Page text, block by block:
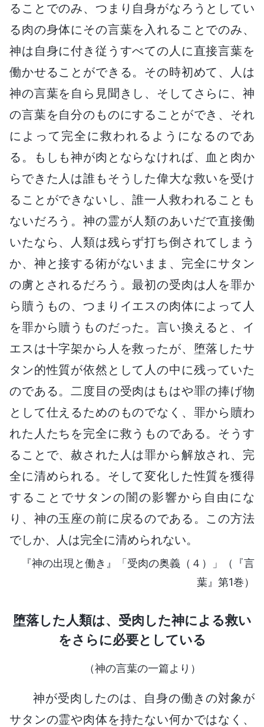
ることでのみ、つまり自身がなろうとしてい
る肉の身体にその言葉を入れることでのみ、
神は自身に付き従うすべての人に直接言葉を
働かせることができる。その時初めて、人は
神の言葉を自ら見聞きし、そしてさらに、神
の言葉を自分のものにすることができ、それ
によって完全に救われるようになるのであ
る。もしも神が肉とならなければ、血と肉か
らできた人は誰もそうした偉大な救いを受け
ることができないし、誰一人救われることも
ないだろう。神の霊が人類のあいだで直接働
いたなら、人類は残らず打ち倒されてしまう
か、神と接する術がないまま、完全にサタン
の虜とされるだろう。最初の受肉は人を罪か
ら贖うもの、つまりイエスの肉体によって人
を罪から贖うものだった。言い換えると、イ
エスは十字架から人を救ったが、堕落したサ
タン的性質が依然として人の中に残っていた
のである。二度目の受肉はもはや罪の捧げ物
として仕えるためのものでなく、罪から贖わ
れた人たちを完全に救うものである。そうす
ることで、赦された人は罪から解放され、完
全に清められる。そして変化した性質を獲得
することでサタンの闇の影響から自由にな
り、神の玉座の前に戻るのである。この方法
でしか、人は完全に清められない。
『神の出現と働き』「受肉の奥義（４）」（『言
葉』第1巻）
堕落した人類は、受肉した神による救い
をさらに必要としている
（神の言葉の一篇より）
神が受肉したのは、自身の働きの対象が
サタンの霊や肉体を持たない何かではなく、